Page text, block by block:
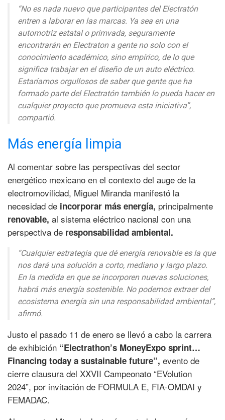
“No es nada nuevo que participantes del Electratón
entren a laborar en las marcas. Ya sea en una
automotriz estatal o primvada, seguramente
encontrarán en Electraton a gente no solo con el
conocimiento académico, sino empírico, de lo que
significa trabajar en el diseño de un auto eléctrico.
Estaríamos orgullosos de saber que gente que ha
formado parte del Electratón también lo pueda hacer en
cualquier proyecto que promueva esta iniciativa”,
compartió.
Más energía limpia
Al comentar sobre las perspectivas del sector
energético mexicano en el contexto del auge de la
electromovilidad, Miguel Miranda manifestó la
necesidad de incorporar más energía, principalmente
renovable, al sistema eléctrico nacional con una
perspectiva de responsabilidad ambiental.
“Cualquier estrategia que dé energía renovable es la que
nos dará una solución a corto, mediano y largo plazo.
En la medida en que se incorporen nuevas soluciones,
habrá más energía sostenible. No podemos extraer del
ecosistema energía sin una responsabilidad ambiental”,
afirmó.
Justo el pasado 11 de enero se llevó a cabo la carrera
de exhibición “Electrathon’s MoneyExpo sprint…
Financing today a sustainable future”, evento de
cierre clausura del XXVII Campeonato “EVolution
2024”, por invitación de FORMULA E, FIA-OMDAI y
FEMADAC.